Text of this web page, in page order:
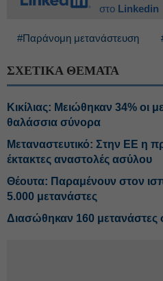
στο Linkedin
#Παράνομη μετανάστευση
ΣΧΕΤΙΚΑ ΘΕΜΑΤΑ
Κικίλιας: Μειώθηκαν 34% οι
θαλάσσια σύνορα
Μεταναστευτικό: Στην ΕΕ η
έκτακτες αναστολές ασύλου
Θέουτα: Παραμένουν στον
5.000 μετανάστες
Διασώθηκαν 160 μετανάστες